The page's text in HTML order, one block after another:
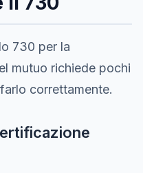
730 per la
mutuo richiede pochi
correttamente.